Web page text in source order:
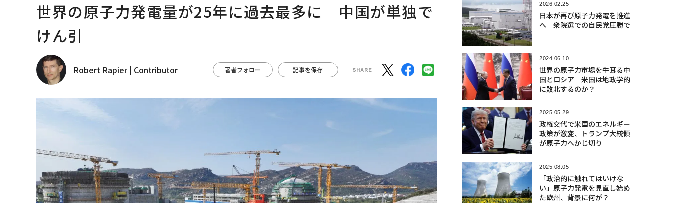
世界の原子力発電量が25年に過去最多に 中国が単独で
けん引
Robert Rapier | Contributor 著者フォロー 記事を保存
2026.02.25
日本が再び原子力発電を推進
へ 衆院選での自民党圧勝で
2024.06.10
世界の原子力市場を牛耳る中
国とロシア 米国は地政学的
に敗北するのか？
2025.05.29
政権交代で米国のエネルギー
政策が激変、トランプ大統領
が原子力へかじ切り
2025.08.05
「政治的に触れてはいけな
い」原子力発電を見直し始め
た欧州、背景に何が？